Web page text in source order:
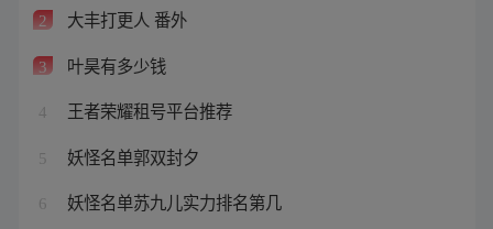
2 大丰打更人 番外
3 叶昊有多少钱
4 王者荣耀租号平台推荐
5 妖怪名单郭双封夕
6 妖怪名单苏九儿实力排名第几